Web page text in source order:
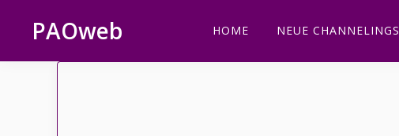
Hauptnavigation
springen
Inhalt
springen
Seitenspalte
springen
Fußzeile
springen
PAOweb HOME NEUE CHANNELINGS